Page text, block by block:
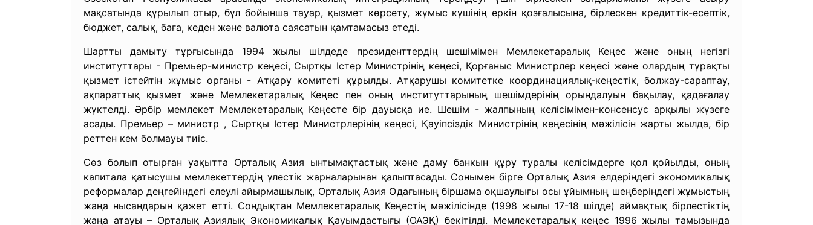
мақсатында құрылып отыр, бұл бойынша тауар, қызмет көрсету, жұмыс күшінің еркін қозғалысына, бірлескен кредиттік-есептік,
бюджет, салық, баға, кеден және валюта саясатын қамтамасыз етеді.
Шартты дамыту тұрғысында 1994 жылы шілдеде президенттердің шешімімен Мемлекетаралық Кеңес және оның негізгі
институттары - Премьер-министр кеңесі, Сыртқы Істер Министрінің кеңесі, Қорғаныс Министрлер кеңесі және олардың тұрақты
қызмет істейтін жұмыс органы - Атқару комитеті құрылды. Атқарушы комитетке координациялық-кеңестік, болжау-сараптау,
ақпараттық қызмет және Мемлекетаралық Кеңес пен оның институттарының шешімдерінің орындалуын бақылау, қадағалау
жүктелді. Әрбір мемлекет Мемлекетаралық Кеңесте бір дауысқа ие. Шешім - жалпының келісімімен-консенсус арқылы жүзеге
асады. Премьер – министр , Сыртқы Істер Министрлерінің кеңесі, Қауіпсіздік Министрінің кеңесінің мәжілісін жарты жылда, бір
реттен кем болмауы тиіс.
Сөз болып отырған уақытта Орталық Азия ынтымақтастық және даму банкын құру туралы келісімдерге қол қойылды, оның
капитала қатысушы мемлекеттердің үлестік жарналарынан қалыптасады. Сонымен бірге Орталық Азия елдеріндегі экономикалық
реформалар деңгейіндегі елеулі айырмашылық, Орталық Азия Одағының біршама оқшаулығы осы ұйымның шеңберіндегі жұмыстың
жаңа нысандарын қажет етті. Сондықтан Мемлекетаралық Кеңестің мәжілісінде (1998 жылы 17-18 шілде) аймақтық бірлестіктің
жаңа атауы – Орталық Азиялық Экономикалық Қауымдастығы (ОАЭҚ) бекітілді. Мемлекетаралық кеңес 1996 жылы тамызында